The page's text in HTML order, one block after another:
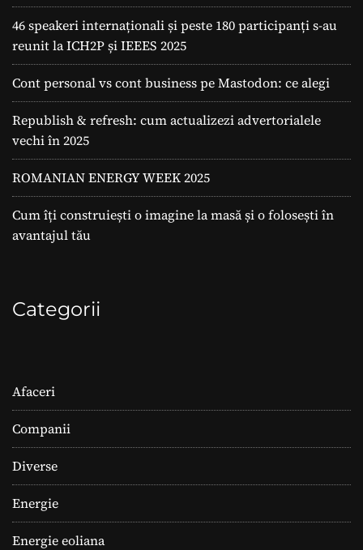
46 speakeri internaționali și peste 180 participanți s-au
reunit la ICH2P și IEEES 2025
Cont personal vs cont business pe Mastodon: ce alegi
Republish & refresh: cum actualizezi advertorialele
vechi în 2025
ROMANIAN ENERGY WEEK 2025
Cum îți construiești o imagine la masă și o folosești în
avantajul tău
Categorii
Afaceri
Companii
Diverse
Energie
Energie eoliana